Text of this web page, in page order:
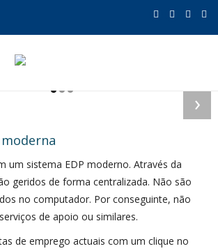
›
moderna
um sistema EDP moderno. Através da
geridos de forma centralizada. Não são
no computador. Por conseguinte, não
de apoio ou similares.
de emprego actuais com um clique no